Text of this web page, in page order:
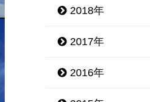
2018年
2017年
2016年